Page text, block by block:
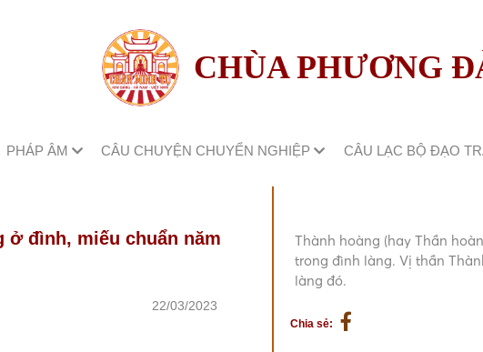
CHÙA PHƯƠNG
PHÁP ÂM CÂU CHUYỆN CHUYỂN NGHIỆP CÂU LẠC BỘ ĐẠO
ở đình, miếu chuẩn năm
22/03/2023
Thành hoàng (hay Thần
trong đình làng. Vị thần
làng đó.
Chia sẻ: